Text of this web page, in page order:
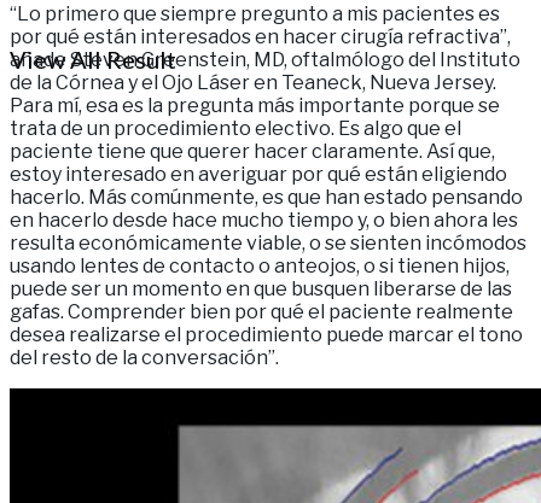
View All Result
“Lo primero que siempre pregunto a mis pacientes es
por qué están interesados en hacer cirugía refractiva”,
añade Steven Greenstein, MD, oftalmólogo del Instituto
de la Córnea y el Ojo Láser en Teaneck, Nueva Jersey.
Para mí, esa es la pregunta más importante porque se
trata de un procedimiento electivo. Es algo que el
paciente tiene que querer hacer claramente. Así que,
estoy interesado en averiguar por qué están eligiendo
hacerlo. Más comúnmente, es que han estado pensando
en hacerlo desde hace mucho tiempo y, o bien ahora les
resulta económicamente viable, o se sienten incómodos
usando lentes de contacto o anteojos, o si tienen hijos,
puede ser un momento en que busquen liberarse de las
gafas. Comprender bien por qué el paciente realmente
desea realizarse el procedimiento puede marcar el tono
del resto de la conversación”.